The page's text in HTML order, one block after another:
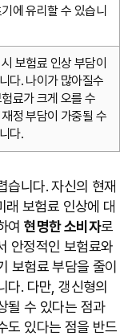
에 유리할 수 있습니
보험료 인상 부담이
다. 나이가 많아질수
료가 크게 오를 수
정 부담이 가중될 수
다.
습니다. 자신의 현재
래 보험료 인상에 대
여현명한 소비자로
안정적인 보험료와
보험료 부담을 줄이
다. 다만, 갱신형의
될 수 있다는 점과
도 있다는 점을 반드